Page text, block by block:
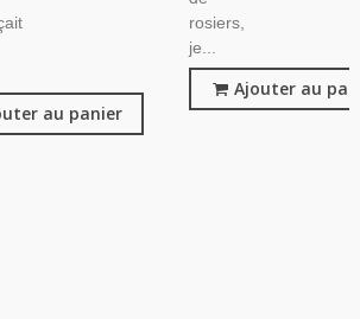
au panier
rosiers,
je...
Ajouter au